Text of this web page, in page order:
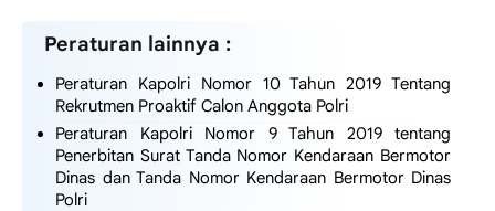
Peraturan lainnya :
Peraturan Kapolri Nomor 10 Tahun 2019 Tentang
Rekrutmen Proaktif Calon Anggota Polri
Peraturan Kapolri Nomor 9 Tahun 2019 tentang
Penerbitan Surat Tanda Nomor Kendaraan Bermotor
Dinas dan Tanda Nomor Kendaraan Bermotor Dinas
Polri